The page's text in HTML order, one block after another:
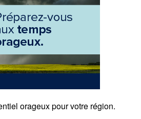
orageux pour votre région.